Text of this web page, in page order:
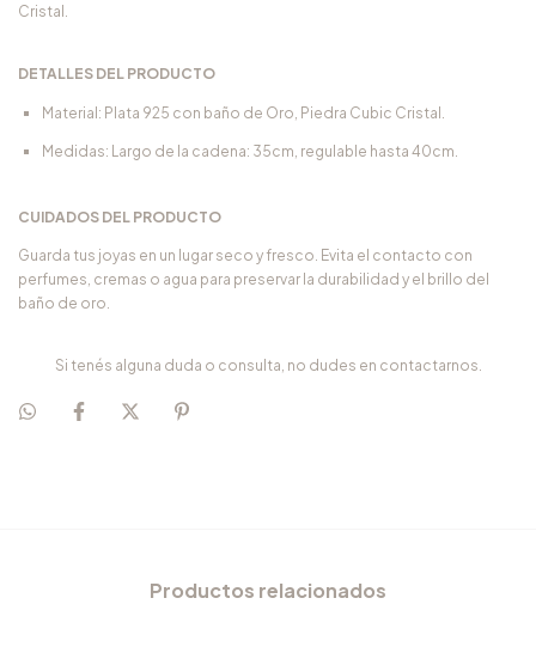
Cristal.
DETALLES DEL PRODUCTO
Material: Plata 925 con baño de Oro, Piedra Cubic Cristal.
Medidas: Largo de la cadena: 35cm, regulable hasta 40cm.
CUIDADOS DEL PRODUCTO
Guarda tus joyas en un lugar seco y fresco. Evita el contacto con
perfumes, cremas o agua para preservar la durabilidad y el brillo del
baño de oro.
Si tenés alguna duda o consulta, no dudes en contactarnos.
Productos relacionados